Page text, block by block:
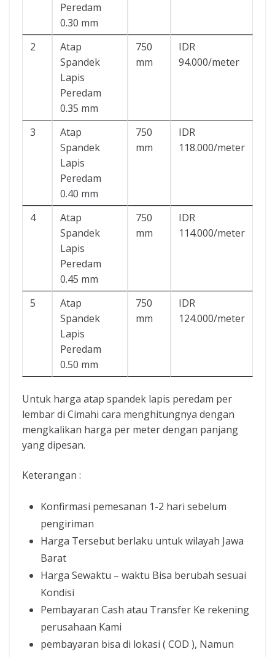
Peredam
0.30 mm
2
Atap
Spandek
Lapis
Peredam
0.35 mm
750
mm
IDR
94.000/meter
3
Atap
Spandek
Lapis
Peredam
0.40 mm
750
mm
IDR
118.000/meter
4
Atap
Spandek
Lapis
Peredam
0.45 mm
750
mm
IDR
114.000/meter
5
Atap
Spandek
Lapis
Peredam
0.50 mm
750
mm
IDR
124.000/meter
Untuk harga atap spandek lapis peredam per
lembar di Cimahi cara menghitungnya dengan
mengkalikan harga per meter dengan panjang
yang dipesan.
Keterangan :
Konfirmasi pemesanan 1-2 hari sebelum
pengiriman
Harga Tersebut berlaku untuk wilayah Jawa
Barat
Harga Sewaktu – waktu Bisa berubah sesuai
Kondisi
Pembayaran Cash atau Transfer Ke rekening
perusahaan Kami
pembayaran bisa di lokasi ( COD ), Namun